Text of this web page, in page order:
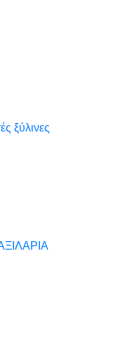
ξύλινες